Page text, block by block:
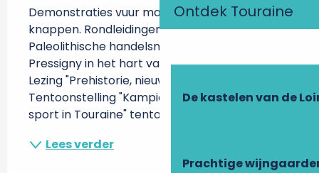
Ontdek Touraine
De kastelen van de
Prachtige
Demonstraties vuur maken en vuursteen
knappen. Rondleidingen: Maritiem Touraine,
Paleolithische handelsnetwerken, Grand-
Pressigny in het hart van het Neolithicum.
Lezing "Prehistorie, nieuwe grenzen" zon 22/09.
Tentoonstelling "Kampioenen! Verhalen van
sport in Touraine" tentoonstelling
Lees verder